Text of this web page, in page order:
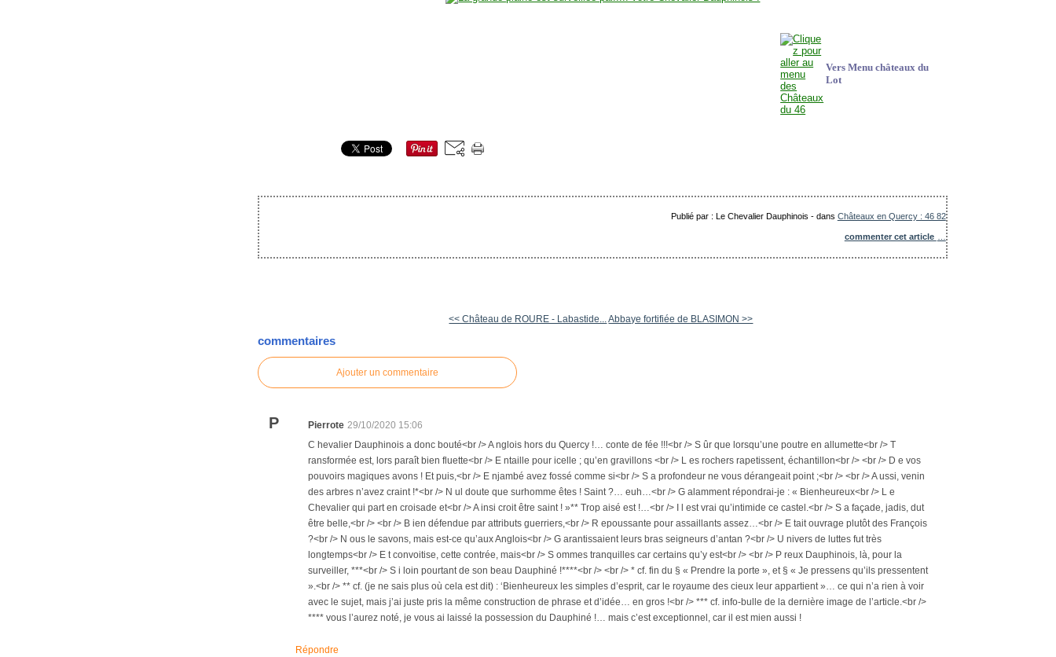
Vers Menu châteaux du
Lot
Publié par : Le Chevalier Dauphinois -dans Châteaux en Quercy : 46 82
commenter cet article
<< Château de ROURE - Labastide... Abbaye fortifiée de BLASIMON >>
commentaires
Ajouter un commentaire
P Pierrote 29/10/2020 15:06
C hevalier Dauphinois a donc bouté<br /> A nglois hors du Quercy !… conte de fée !!!<br /> S ûr que lorsqu’une poutre en allumette<br /> T
ransformée est, lors paraît bien fluette<br /> E ntaille pour icelle ; qu’en gravillons <br /> L es rochers rapetissent, échantillon<br /> <br /> D e vos
pouvoirs magiques avons ! Et puis,<br /> E njambé avez fossé comme si<br /> S a profondeur ne vous dérangeait point ;<br /> <br /> A ussi, venin
des arbres n’avez craint !*<br /> N ul doute que surhomme êtes ! Saint ?… euh…<br /> G alamment répondrai-je : « Bienheureux<br /> L e
Chevalier qui part en croisade et<br /> A insi croit être saint ! »** Trop aisé est !…<br /> I l est vrai qu’intimide ce castel.<br /> S a façade, jadis, dut
être belle,<br /> <br /> B ien défendue par attributs guerriers,<br /> R epoussante pour assaillants assez…<br /> E tait ouvrage plutôt des François
?<br /> N ous le savons, mais est-ce qu’aux Anglois<br /> G arantissaient leurs bras seigneurs d’antan ?<br /> U nivers de luttes fut très
longtemps<br /> E t convoitise, cette contrée, mais<br /> S ommes tranquilles car certains qu’y est<br /> <br /> P reux Dauphinois, là, pour la
surveiller, ***<br /> S i loin pourtant de son beau Dauphiné !****<br /> <br /> * cf. fin du § « Prendre la porte », et § « Je pressens qu’ils pressentent
».<br /> ** cf. (je ne sais plus où cela est dit) : ‘Bienheureux les simples d’esprit, car le royaume des cieux leur appartient »… ce qui n’a rien à voir
avec le sujet, mais j’ai juste pris la même construction de phrase et d’idée… en gros !<br /> *** cf. info-bulle de la dernière image de l’article.<br />
**** vous l’aurez noté, je vous ai laissé la possession du Dauphiné !… mais c’est exceptionnel, car il est mien aussi !
Répondre